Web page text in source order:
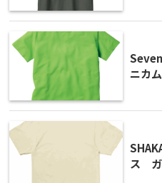
ニカ
ス ガ